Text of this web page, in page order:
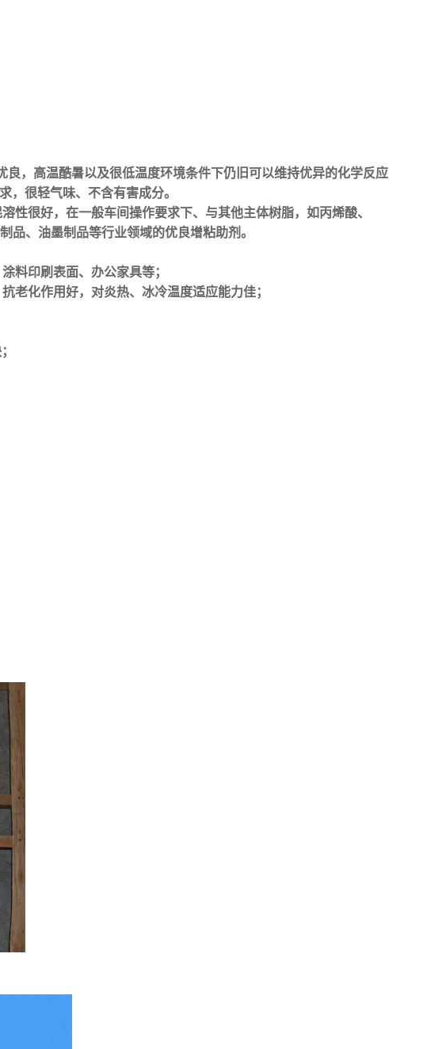
，高温酷暑以及很低温度环境条件下仍旧可以维持优异的化学反应
，很轻气味、不含有害成分。
性很好，在一般车间操作要求下、与其他主体树脂，如丙烯酸、
、油墨制品等行业领域的优良增粘助剂。
料印刷表面、办公家具等；
老化作用好，对炎热、冰冷温度适应能力佳；